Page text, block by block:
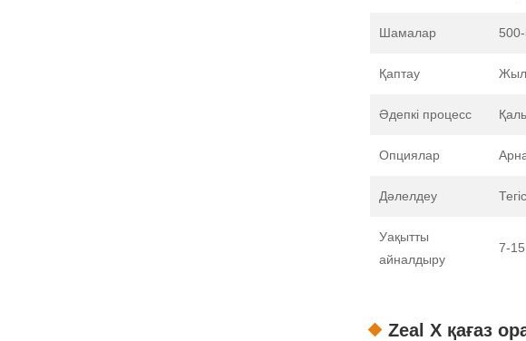
Шамалар
Қаптау
Әдепкі процесс
Опциялар
Дәлелдеу
Уақытты
айналдыру
7-
Zeal X қағаз